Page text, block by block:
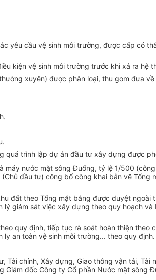
yêu cầu vệ sinh môi trường, được cấp có
kiện vệ sinh môi trường trước khi xả ra hệ
xuyên) được phân loại, thu gom đưa
quá trình lập dự án đầu tư xây dựng được
máy nước mặt sông Đuống, tỷ lệ 1/500
đầu tư) công bố công khai bản vẽ
đất theo Tổng mặt bằng được duyệt ngoài
lý giám sát việc xây dựng theo quy hoạch
quy định, tiếp tục rà soát hoàn thiện theo
ly an toàn vệ sinh môi trường... theo quy định.
Tài chính, Xây dựng, Giao thông vận tải,
Giám đốc Công ty Cổ phần Nước mặt sông